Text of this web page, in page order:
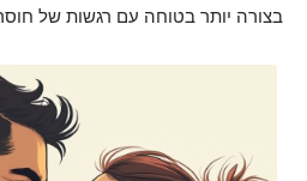
בצורה יותר בטוחה עם רגשות של